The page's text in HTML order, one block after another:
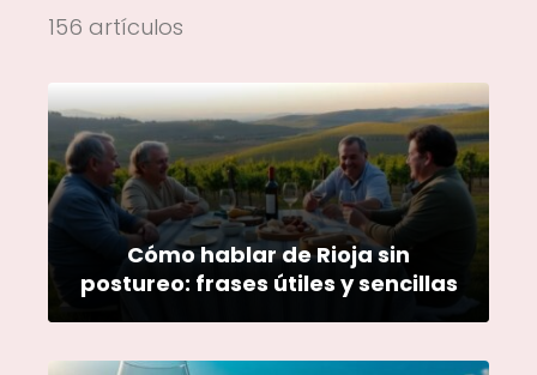
156 artículos
Cómo hablar de Rioja sin
postureo: frases útiles y sencillas